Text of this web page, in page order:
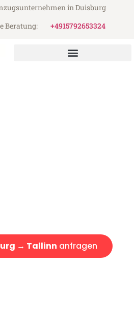
in Duisburg
Beratung:
+4915792653324
→ Tallinn anfragen